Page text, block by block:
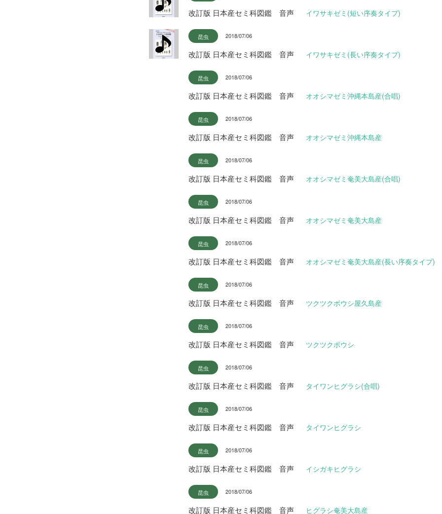
改訂版 日本産セミ科図鑑 音声 イワサキゼミ(短い序奏タイプ)
昆虫 2018/07/06
改訂版 日本産セミ科図鑑 音声 イワサキゼミ(長い序奏タイプ)
昆虫 2018/07/06
改訂版 日本産セミ科図鑑 音声 オオシマゼミ沖縄本島産(合唱)
昆虫 2018/07/06
改訂版 日本産セミ科図鑑 音声 オオシマゼミ沖縄本島産
昆虫 2018/07/06
改訂版 日本産セミ科図鑑 音声 オオシマゼミ奄美大島産(合唱)
昆虫 2018/07/06
改訂版 日本産セミ科図鑑 音声 オオシマゼミ奄美大島産
昆虫 2018/07/06
改訂版 日本産セミ科図鑑 音声 オオシマゼミ奄美大島産(長い序奏タイプ)
昆虫 2018/07/06
改訂版 日本産セミ科図鑑 音声 ツクツクボウシ屋久島産
昆虫 2018/07/06
改訂版 日本産セミ科図鑑 音声 ツクツクボウシ
昆虫 2018/07/06
改訂版 日本産セミ科図鑑 音声 タイワンヒグラシ(合唱)
昆虫 2018/07/06
改訂版 日本産セミ科図鑑 音声 タイワンヒグラシ
昆虫 2018/07/06
改訂版 日本産セミ科図鑑 音声 イシガキヒグラシ
昆虫 2018/07/06
改訂版 日本産セミ科図鑑 音声 ヒグラシ奄美大島産